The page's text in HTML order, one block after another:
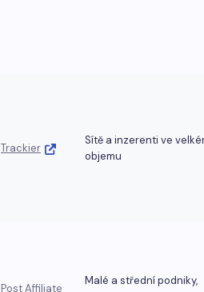
Trackier
Sítě a inzerenti ve
objemu
Post Affiliate
Malé a střední podniky,